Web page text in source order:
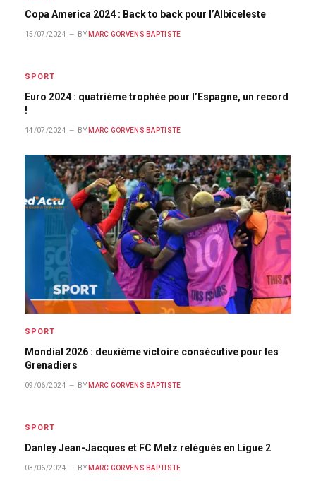
Copa America 2024 : Back to back pour l’Albiceleste
15/07/2024 BY MARC GORVENS BAPTISTE
SPORT
Euro 2024 : quatrième trophée pour l’Espagne, un record
!
14/07/2024 BY MARC GORVENS BAPTISTE
SPORT
Mondial 2026 : deuxième victoire consécutive pour les
Grenadiers
09/06/2024 BY MARC GORVENS BAPTISTE
SPORT
Danley Jean-Jacques et FC Metz relégués en Ligue 2
03/06/2024 BY MARC GORVENS BAPTISTE